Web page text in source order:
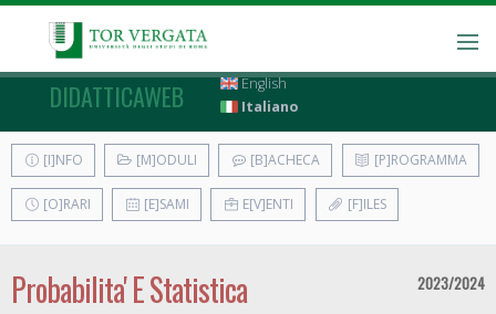
DIDATTICAWEB
English
Italiano
[I]NFO [M]ODULI [B]ACHECA [P]ROGRAMMA
[O]RARI [E]SAMI E[V]ENTI [F]ILES
Probabilita' E Statistica 2023/2024